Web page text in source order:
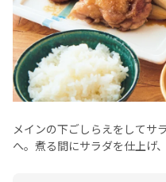
メインの下ごしらえをしてサ
へ。煮る間にサラダを仕上げ